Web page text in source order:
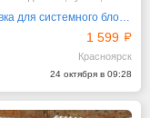
Пoдстaвка для системнoго блoка компьютерa
1 599
Красноярск
24 октября в 09:28